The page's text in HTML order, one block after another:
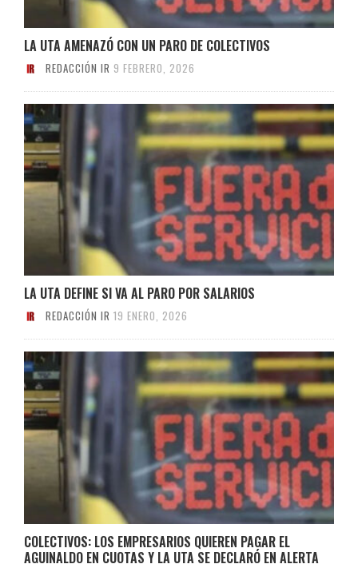
LA UTA AMENAZÓ CON UN PARO DE COLECTIVOS
REDACCIÓN IR 9 FEBRERO, 2026
LA UTA DEFINE SI VA AL PARO POR SALARIOS
REDACCIÓN IR 19 ENERO, 2026
COLECTIVOS: LOS EMPRESARIOS QUIEREN PAGAR EL
AGUINALDO EN CUOTAS Y LA UTA SE DECLARÓ EN ALERTA